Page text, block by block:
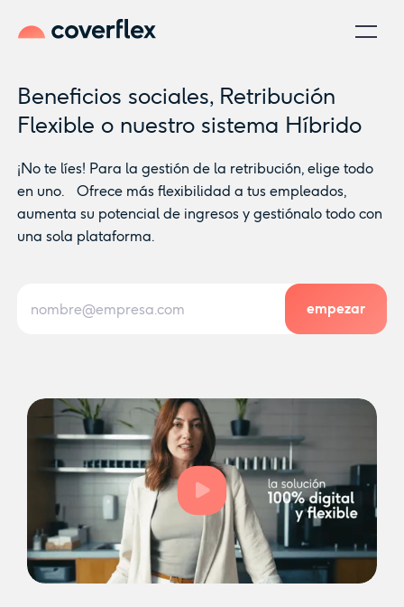
Beneficios sociales, Retribución
Flexible o nuestro sistema Híbrido
¡No te líes! Para la gestión de la retribución, elige todo
en uno. Ofrece más flexibilidad a tus empleados,
aumenta su potencial de ingresos y gestiónalo todo con
una sola plataforma.